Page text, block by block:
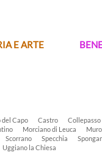
E ARTE
Capo Castro Collepasso
Morciano di Leuca
Scorrano Specchia
Uggiano la Chiesa